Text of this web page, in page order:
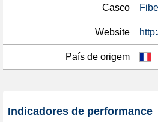
Casco
Website
País de origem
Indicadores de performance